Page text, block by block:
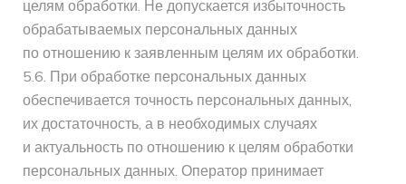
целям обработки. Не допускается избыточность
обрабатываемых персональных данных
по отношению к заявленным целям их обработки.
5.6. При обработке персональных данных
обеспечивается точность персональных данных,
их достаточность, а в необходимых случаях
и актуальность по отношению к целям обработки
персональных данных. Оператор принимает